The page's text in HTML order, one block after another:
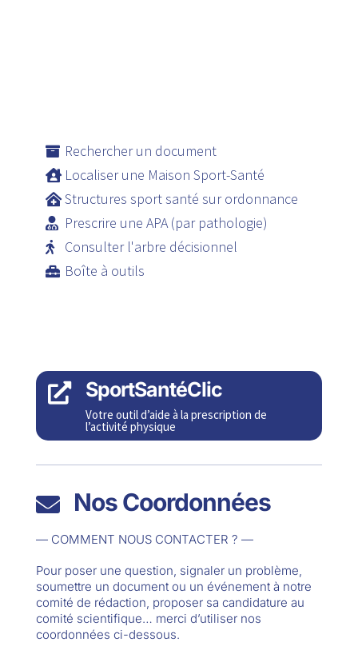
Rechercher un document
Localiser une Maison Sport-Santé
Structures sport santé sur ordonnance
Prescrire une APA (par pathologie)
Consulter l'arbre décisionnel
Boîte à outils
 SportSantéClic
Votre outil d’aide à la prescription de
l’activité physique
 Nos Coordonnées
— COMMENT NOUS CONTACTER ? —
Pour poser une question, signaler un problème,
soumettre un document ou un événement à notre
comité de rédaction, proposer sa candidature au
comité scientifique… merci d’utiliser nos
coordonnées ci-dessous.